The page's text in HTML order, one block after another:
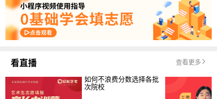
看直播 查看更多
如何不浪费分数选择各批
次院校